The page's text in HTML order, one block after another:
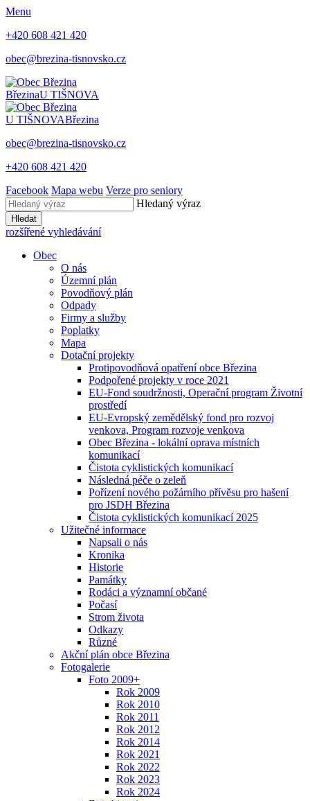
Menu
+420 608 421 420
obec@brezina-tisnovsko.cz
BřezinaU TIŠNOVA
U TIŠNOVABřezina
obec@brezina-tisnovsko.cz
+420 608 421 420
Facebook Mapa webu Verze pro seniory
Hledaný výraz
Hledat
rozšířené vyhledávání
Obec
O nás
Územní plán
Povodňový plán
Odpady
Firmy a služby
Poplatky
Mapa
Dotační projekty
Protipovodňová opatření obce Březina
Podpořené projekty v roce 2021
EU-Fond soudržnosti, Operační program Životní
prostředí
EU-Evropský zemědělský fond pro rozvoj
venkova, Program rozvoje venkova
Obec Březina - lokální oprava místních
komunikací
Čistota cyklistických komunikací
Následná péče o zeleň
Pořízení nového požárního přívěsu pro hašení
pro JSDH Březina
Čistota cyklistických komunikací 2025
Užitečné informace
Napsali o nás
Kronika
Historie
Památky
Rodáci a významní občané
Počasí
Strom života
Odkazy
Různé
Akční plán obce Březina
Fotogalerie
Foto 2009+
Rok 2009
Rok 2010
Rok 2011
Rok 2012
Rok 2014
Rok 2021
Rok 2022
Rok 2023
Rok 2024